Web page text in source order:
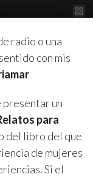
radio o una
con mis
presentar un
para
del libro del que
de mujeres
Si el